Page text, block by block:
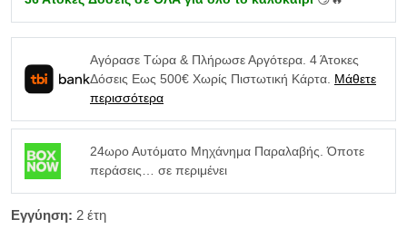
Αγόρασε Τώρα & Πλήρωσε Αργότερα. 4 Άτοκες
Δόσεις Εως 500€ Χωρίς Πιστωτική Κάρτα. Μάθετε
περισσότερα
24ωρο Αυτόματο Μηχάνημα Παραλαβής. Όποτε
περάσεις… σε περιμένει
Εγγύηση: 2 έτη